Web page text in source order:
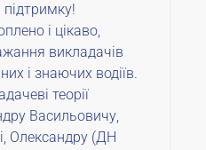
і цікаво,
викладачів
і знаючих водіїв.
теорії
Васильовичу,
Олександру (ДН